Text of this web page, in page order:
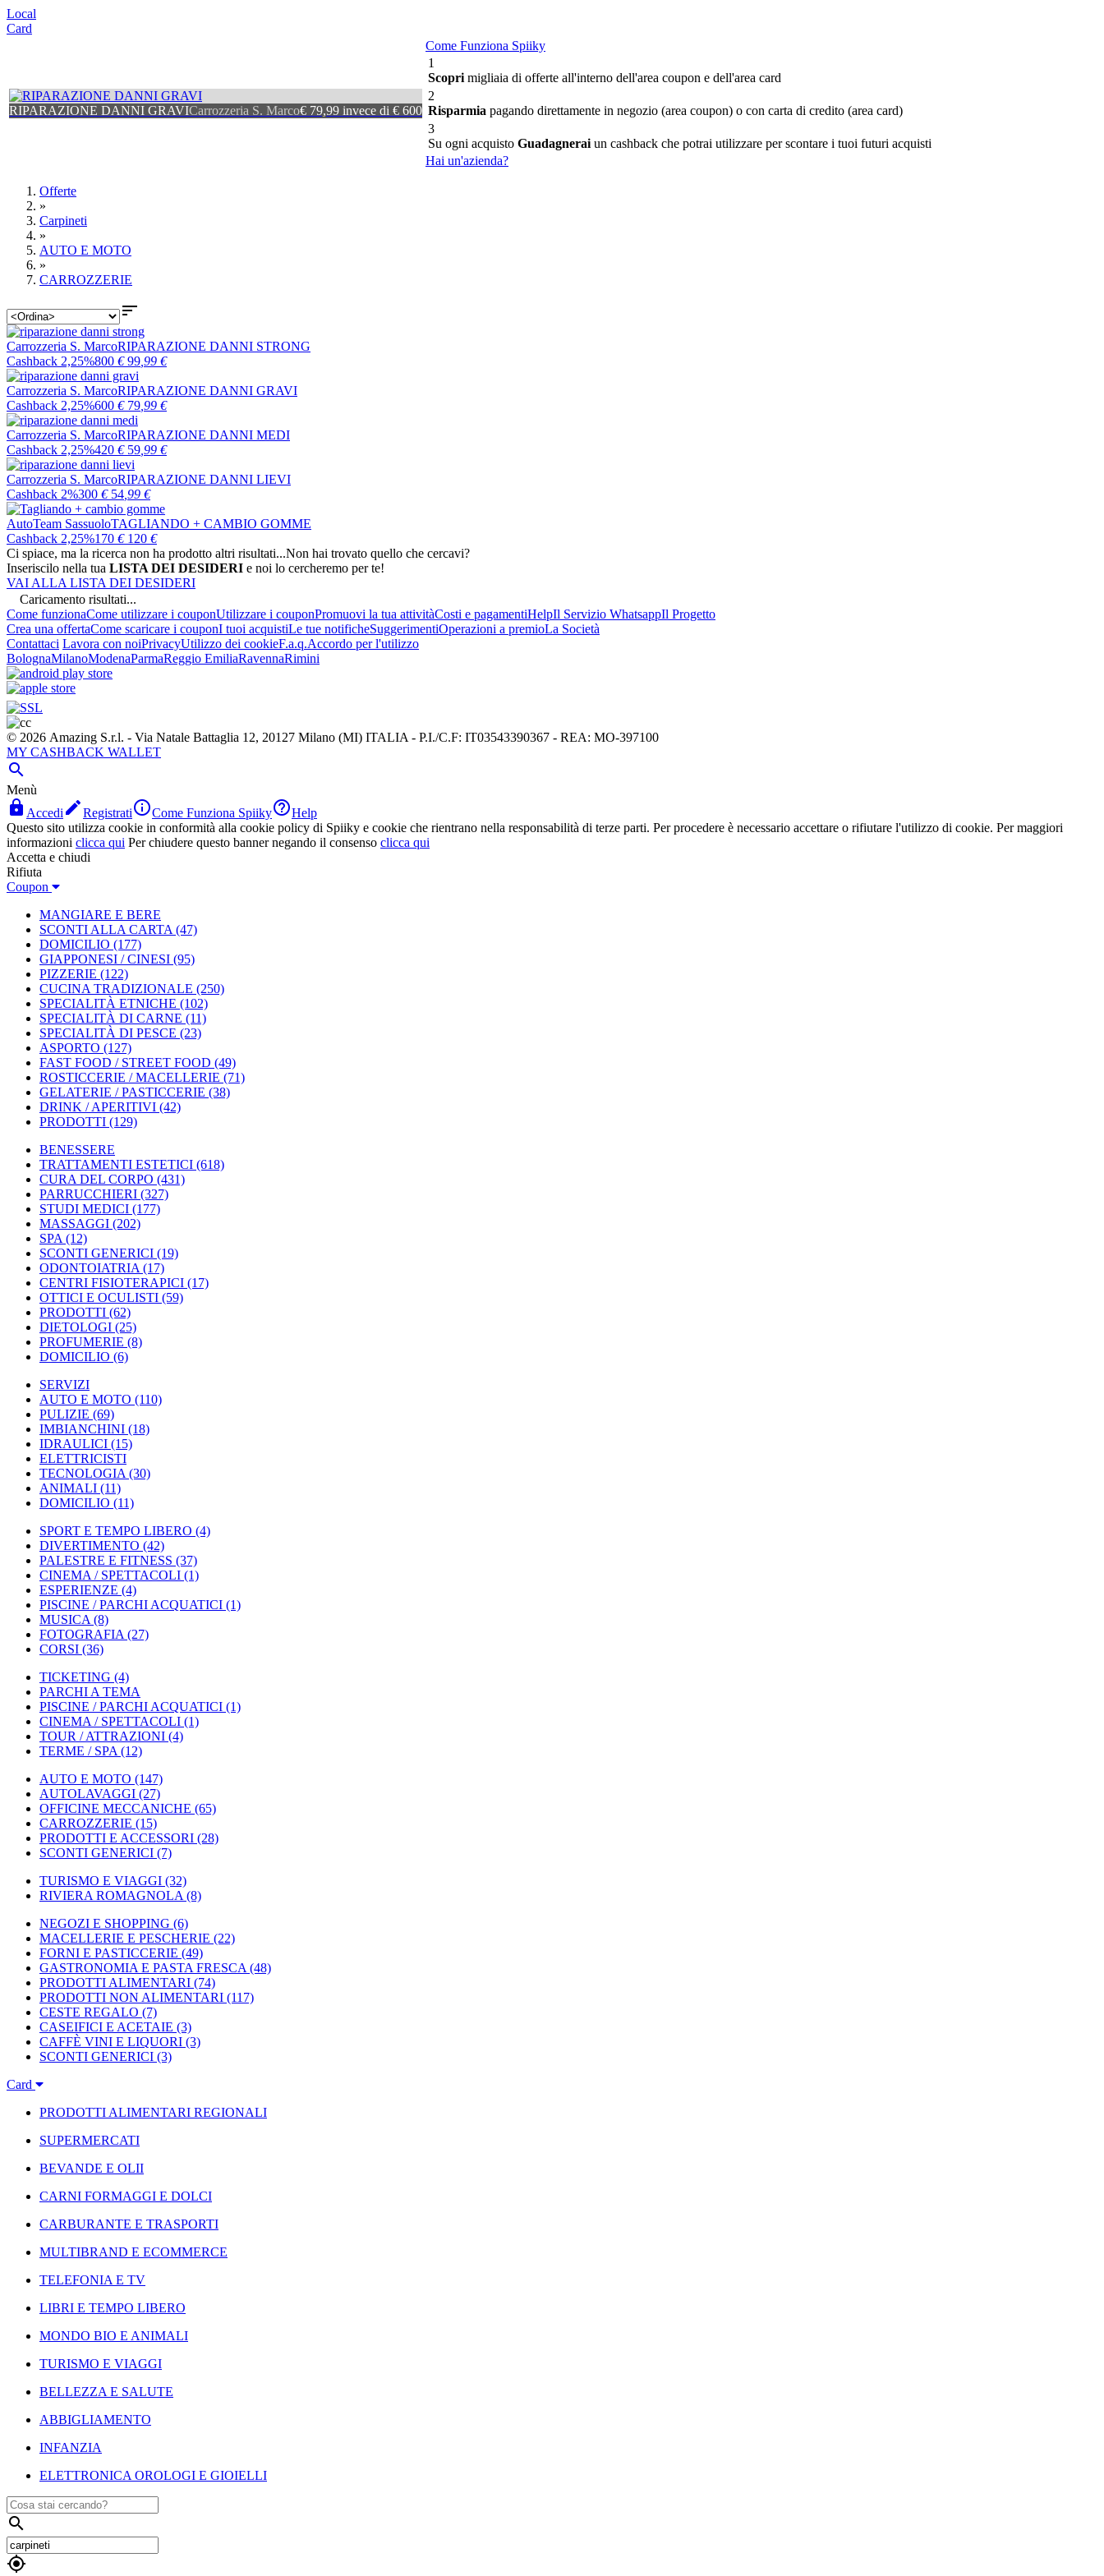
Local
Card
RIPARAZIONE DANNI GRAVICarrozzeria S. Marco€ 79,99 invece di € 600
Come Funziona Spiiky
1
Scopri migliaia di offerte all'interno dell'area coupon e dell'area card
2
Risparmia pagando direttamente in negozio (area coupon) o con carta di credito (area card)
3
Su ogni acquisto Guadagnerai un cashback che potrai utilizzare per scontare i tuoi futuri acquisti
Hai un'azienda?
Offerte
»
Carpineti
»
AUTO E MOTO
»
CARROZZERIE

Carrozzeria S. MarcoRIPARAZIONE DANNI STRONG
Cashback 2,25%800 € 99 ,99 €
Carrozzeria S. MarcoRIPARAZIONE DANNI GRAVI
Cashback 2,25%600 € 79 ,99 €
Carrozzeria S. MarcoRIPARAZIONE DANNI MEDI
Cashback 2,25%420 € 59 ,99 €
Carrozzeria S. MarcoRIPARAZIONE DANNI LIEVI
Cashback 2%300 € 54 ,99 €
AutoTeam SassuoloTAGLIANDO + CAMBIO GOMME
Cashback 2,25%170 € 120 €
Ci spiace, ma la ricerca non ha prodotto altri risultati...Non hai trovato quello che cercavi?
Inseriscilo nella tua LISTA DEI DESIDERI e noi lo cercheremo per te!
VAI ALLA LISTA DEI DESIDERI
Caricamento risultati...
Come funzionaCome utilizzare i couponUtilizzare i couponPromuovi la tua attivitàCosti e pagamentiHelpIl Servizio WhatsappIl Progetto
Crea una offertaCome scaricare i couponI tuoi acquistiLe tue notificheSuggerimentiOperazioni a premioLa Società
Contattaci Lavora con noiPrivacyUtilizzo dei cookieF.a.q.Accordo per l'utilizzo
BolognaMilanoModenaParmaReggio EmiliaRavennaRimini
© 2026 Amazing S.r.l. - Via Natale Battaglia 12, 20127 Milano (MI) ITALIA - P.I./C.F: IT03543390367 - REA: MO-397100
MY CASHBACK WALLET

Menù
 Accedi RegistratiCome Funziona SpiikyHelp
Questo sito utilizza cookie in conformità alla cookie policy di Spiiky e cookie che rientrano nella responsabilità di terze parti. Per procedere è necessario accettare o rifiutare l'utilizzo di cookie. Per maggiori
informazioni clicca qui Per chiudere questo banner negando il consenso clicca qui
Accetta e chiudi
Rifiuta
Coupon
MANGIARE E BERE
SCONTI ALLA CARTA (47)
DOMICILIO (177)
GIAPPONESI / CINESI (95)
PIZZERIE (122)
CUCINA TRADIZIONALE (250)
SPECIALITÀ ETNICHE (102)
SPECIALITÀ DI CARNE (11)
SPECIALITÀ DI PESCE (23)
ASPORTO (127)
FAST FOOD / STREET FOOD (49)
ROSTICCERIE / MACELLERIE (71)
GELATERIE / PASTICCERIE (38)
DRINK / APERITIVI (42)
PRODOTTI (129)
BENESSERE
TRATTAMENTI ESTETICI (618)
CURA DEL CORPO (431)
PARRUCCHIERI (327)
STUDI MEDICI (177)
MASSAGGI (202)
SPA (12)
SCONTI GENERICI (19)
ODONTOIATRIA (17)
CENTRI FISIOTERAPICI (17)
OTTICI E OCULISTI (59)
PRODOTTI (62)
DIETOLOGI (25)
PROFUMERIE (8)
DOMICILIO (6)
SERVIZI
AUTO E MOTO (110)
PULIZIE (69)
IMBIANCHINI (18)
IDRAULICI (15)
ELETTRICISTI
TECNOLOGIA (30)
ANIMALI (11)
DOMICILIO (11)
SPORT E TEMPO LIBERO (4)
DIVERTIMENTO (42)
PALESTRE E FITNESS (37)
CINEMA / SPETTACOLI (1)
ESPERIENZE (4)
PISCINE / PARCHI ACQUATICI (1)
MUSICA (8)
FOTOGRAFIA (27)
CORSI (36)
TICKETING (4)
PARCHI A TEMA
PISCINE / PARCHI ACQUATICI (1)
CINEMA / SPETTACOLI (1)
TOUR / ATTRAZIONI (4)
TERME / SPA (12)
AUTO E MOTO (147)
AUTOLAVAGGI (27)
OFFICINE MECCANICHE (65)
CARROZZERIE (15)
PRODOTTI E ACCESSORI (28)
SCONTI GENERICI (7)
TURISMO E VIAGGI (32)
RIVIERA ROMAGNOLA (8)
NEGOZI E SHOPPING (6)
MACELLERIE E PESCHERIE (22)
FORNI E PASTICCERIE (49)
GASTRONOMIA E PASTA FRESCA (48)
PRODOTTI ALIMENTARI (74)
PRODOTTI NON ALIMENTARI (117)
CESTE REGALO (7)
CASEIFICI E ACETAIE (3)
CAFFÈ VINI E LIQUORI (3)
SCONTI GENERICI (3)
Card
PRODOTTI ALIMENTARI REGIONALI
SUPERMERCATI
BEVANDE E OLII
CARNI FORMAGGI E DOLCI
CARBURANTE E TRASPORTI
MULTIBRAND E ECOMMERCE
TELEFONIA E TV
LIBRI E TEMPO LIBERO
MONDO BIO E ANIMALI
TURISMO E VIAGGI
BELLEZZA E SALUTE
ABBIGLIAMENTO
INFANZIA
ELETTRONICA OROLOGI E GIOIELLI

